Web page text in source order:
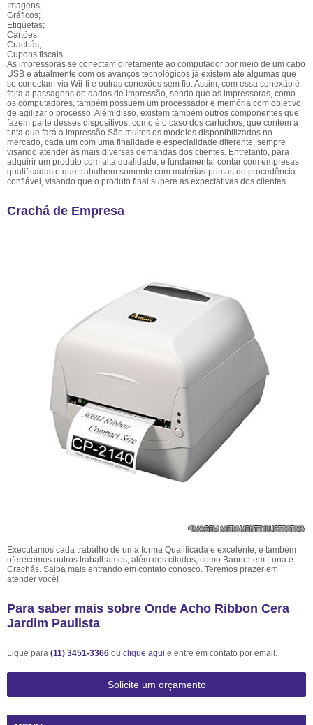
Imagens;
Gráficos;
Etiquetas;
Cartões;
Crachás;
Cupons fiscais.
As impressoras se conectam diretamente ao computador por meio de um cabo
USB e atualmente com os avanços tecnológicos já existem até algumas que
se conectam via Wii-fi e outras conexões sem fio. Assim, com essa conexão é
feita a passagens de dados de impressão, sendo que as impressoras, como
os computadores, também possuem um processador e memória com objetivo
de agilizar o processo. Além disso, existem também outros componentes que
fazem parte desses dispositivos, como é o caso dos cartuchos, que contém a
tinta que fará a impressão.São muitos os modelos disponibilizados no
mercado, cada um com uma finalidade e especialidade diferente, sempre
visando atender às mais diversas demandas dos clientes. Entretanto, para
adquirir um produto com alta qualidade, é fundamental contar com empresas
qualificadas e que trabalhem somente com matérias-primas de procedência
confiável, visando que o produto final supere as expectativas dos clientes.
Crachá de Empresa
Executamos cada trabalho de uma forma Qualificada e excelente, e também
oferecemos outros trabalhamos, além dos citados, como Banner em Lona e
Crachás. Saiba mais entrando em contato conosco. Teremos prazer em
atender você!
Para saber mais sobre Onde Acho Ribbon Cera
Jardim Paulista
Ligue para (11) 3451-3366 ou clique aqui e entre em contato por email.
Solicite um orçamento